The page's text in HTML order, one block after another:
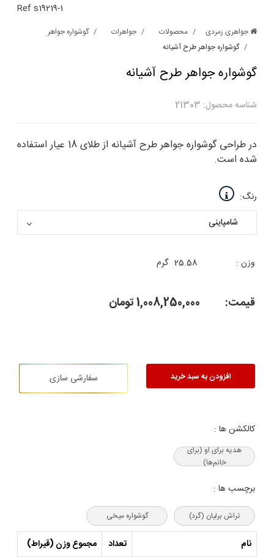
Ref s19219-1
جواهری زمردی محصولات جواهرات
گوشواره جواهر
گوشواره جواهر طرح آشیانه
گوشواره جواهر طرح آشیانه
شناسه محصول: 21303
در طراحی گوشواره جواهر طرح آشیانه از طلای 18 عیار استفاده
شده است.
رنگ:
وزن : 25.58 گرم
قیمت: 1,008,250,000تومان
افزودن به سبد خرید سفارشی سازی
کالکشن ها :
هدیه‌ برای او (برای
خانم‌ها)
برچسب ها :
تراش برلیان (گرد) گوشواره میخی
نام تعداد
مجموع وزن (قیراط)